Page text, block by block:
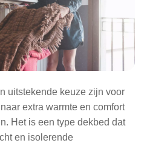
uitstekende keuze zijn voor
extra warmte en comfort
Het is een type dekbed dat
en isolerende